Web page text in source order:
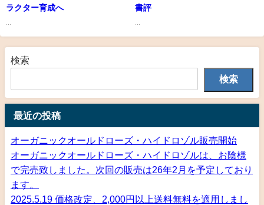
ラクター育成へ
書評
検索
検索
最近の投稿
オーガニックオールドローズ・ハイドロゾル販売開始
オーガニックオールドローズ・ハイドロゾルは、お陰様
で完売致しました。次回の販売は26年2月を予定しており
ます。
2025.5.19 価格改定、2,000円以上送料無料を適用しまし